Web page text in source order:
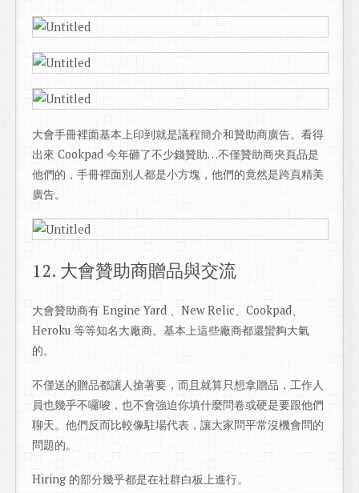
大會手冊裡面基本上印到就是議程簡介和贊助商廣告。看得
出來 Cookpad 今年砸了不少錢贊助…不僅贊助商夾頁品是
他們的，手冊裡面別人都是小方塊，他們的竟然是跨頁精美
廣告。
12. 大會贊助商贈品與交流
大會贊助商有 Engine Yard 、New Relic、Cookpad、
Heroku 等等知名大廠商。基本上這些廠商都還蠻夠大氣
的。
不僅送的贈品都讓人搶著要，而且就算只想拿贈品，工作人
員也幾乎不囉唆，也不會強迫你填什麼問卷或硬是要跟他們
聊天。他們反而比較像駐場代表，讓大家問平常沒機會問的
問題的。
Hiring 的部分幾乎都是在社群白板上進行。